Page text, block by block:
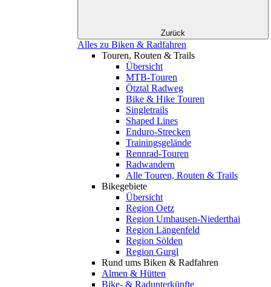
Zurück
Alles zu Biken & Radfahren
Touren, Routen & Trails
Übersicht
MTB-Touren
Ötztal Radweg
Bike & Hike Touren
Singletrails
Shaped Lines
Enduro-Strecken
Trainingsgelände
Rennrad-Touren
Radwandern
Alle Touren, Routen & Trails
Bikegebiete
Übersicht
Region Oetz
Region Umhausen-Niederthai
Region Längenfeld
Region Sölden
Region Gurgl
Rund ums Biken & Radfahren
Almen & Hütten
Bike- & Radunterkünfte